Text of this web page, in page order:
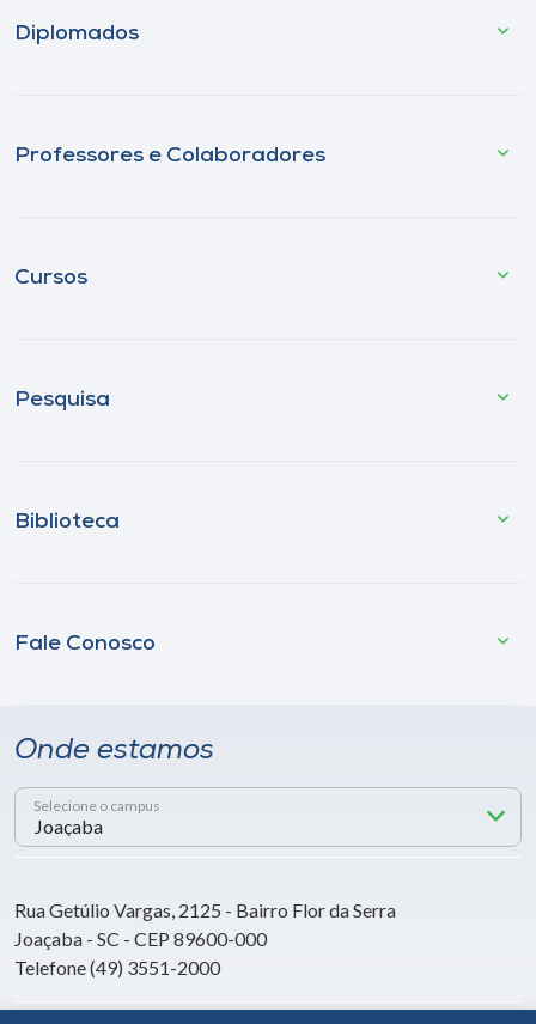
Diplomados
Professores e Colaboradores
Cursos
Pesquisa
Biblioteca
Fale Conosco
Onde estamos
Selecione o campus
Rua Getúlio Vargas, 2125 - Bairro Flor da Serra
Joaçaba - SC - CEP 89600-000
Telefone (49) 3551-2000